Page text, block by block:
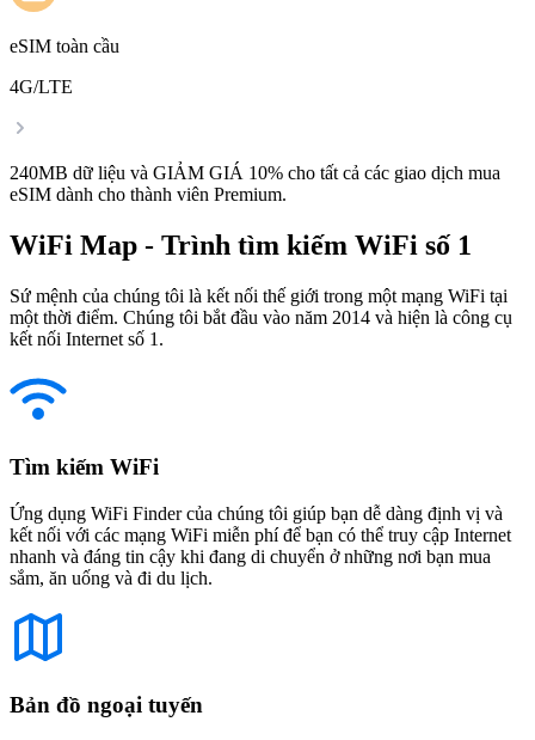
eSIM toàn cầu
4G/LTE
240MB dữ liệu và GIẢM GIÁ 10% cho tất cả các giao dịch mua
eSIM dành cho thành viên Premium.
WiFi Map - Trình tìm kiếm WiFi số 1
Sứ mệnh của chúng tôi là kết nối thế giới trong một mạng WiFi tại
một thời điểm. Chúng tôi bắt đầu vào năm 2014 và hiện là công cụ
kết nối Internet số 1.
Tìm kiếm WiFi
Ứng dụng WiFi Finder của chúng tôi giúp bạn dễ dàng định vị và
kết nối với các mạng WiFi miễn phí để bạn có thể truy cập Internet
nhanh và đáng tin cậy khi đang di chuyển ở những nơi bạn mua
sắm, ăn uống và đi du lịch.
Bản đồ ngoại tuyến